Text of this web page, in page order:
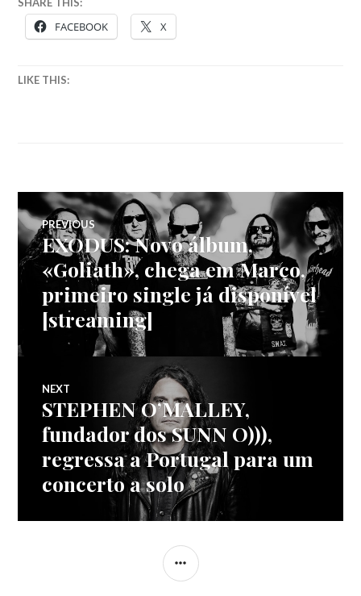
FACEBOOK X
LIKE THIS:
Navegação
de
artigos
PREVIOUS
Previous
post:
EXODUS: Novo álbum,
«Goliath», chega em Março,
primeiro single já disponível
[streaming]
NEXT
Next
post:
STEPHEN O’MALLEY,
fundador dos SUNN O))),
regressa a Portugal para um
concerto a solo
SIDEBAR